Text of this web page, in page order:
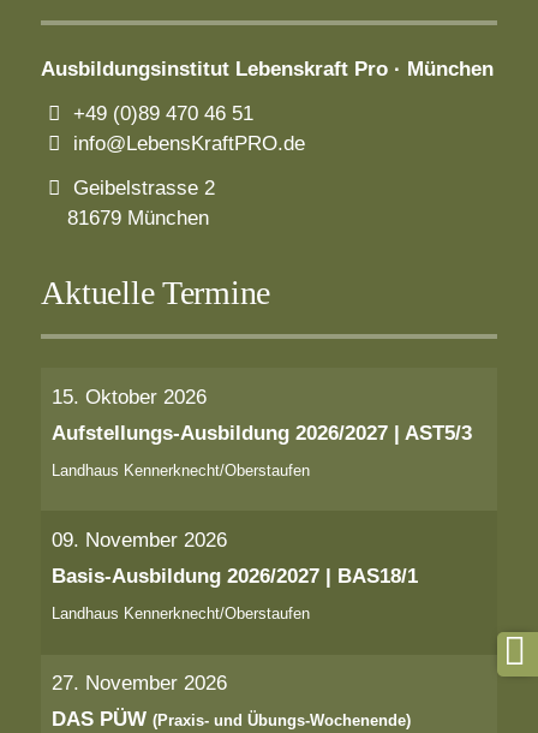
Ausbildungsinstitut Lebenskraft Pro · München
+49 (0)89 470 46 51
info@LebensKraftPRO.de
Geibelstrasse 2
81679 München
Aktuelle Termine
15. Oktober 2026
Aufstellungs-Ausbildung 2026/2027 | AST5/3
Landhaus Kennerknecht/Oberstaufen
09. November 2026
Basis-Ausbildung 2026/2027 | BAS18/1
Landhaus Kennerknecht/Oberstaufen
27. November 2026
DAS PÜW(Praxis- und Übungs-Wochenende)